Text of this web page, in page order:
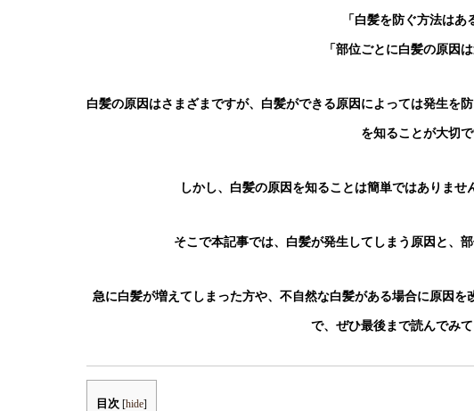
「白髪を防ぐ方法はあ
「部位ごとに白髪の原因は
白髪の原因はさまざまですが、白髪ができる原因によっては発生を
を知ることが大切で
しかし、白髪の原因を知ることは簡単ではありませ
そこで本記事では、白髪が発生してしまう原因と、
急に白髪が増えてしまった方や、不自然な白髪がある場合に原因
で、ぜひ最後まで読んでみて
目次 [hide]